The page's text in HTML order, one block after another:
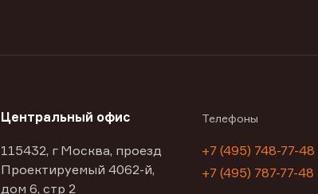
Центральный офис
115432, г Москва, проезд
Проектируемый 4062-й,
дом 6, стр 2
Телефоны
+7 (495) 748-77-48
+7 (495) 787-77-48